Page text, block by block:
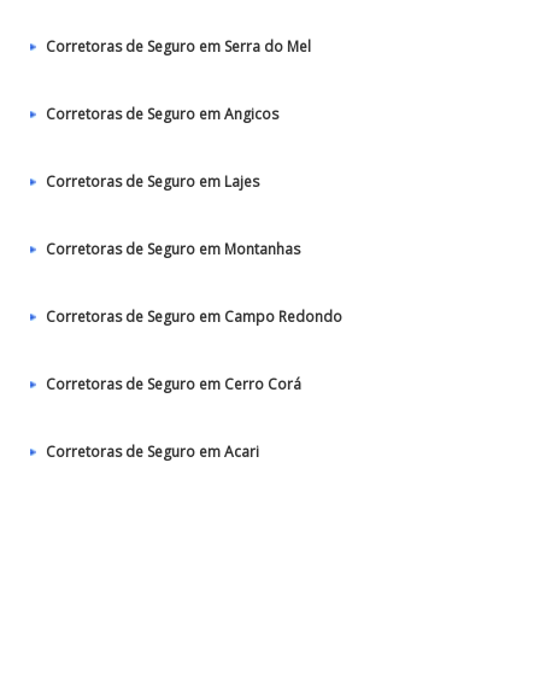
Corretoras de Seguro em Serra do Mel
Corretoras de Seguro em Angicos
Corretoras de Seguro em Lajes
Corretoras de Seguro em Montanhas
Corretoras de Seguro em Campo Redondo
Corretoras de Seguro em Cerro Corá
Corretoras de Seguro em Acari